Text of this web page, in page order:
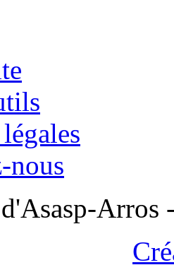
nous
Arros